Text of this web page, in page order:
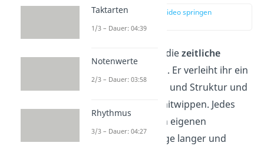
zur Stelle im Video springen
Rhythmus beschreibt diezeitliche
von Musik. Er verleiht ihr ein
Gefühl von
und Struktur und
mitwippen. Jedes
Musikstück hat seinen eigenen
Rhythmus
, eine Abfolge langer und
Taktarten
1/3 – Dauer: 04:39
Notenwerte
2/3 – Dauer: 03:58
Rhythmus
3/3 – Dauer: 04:27